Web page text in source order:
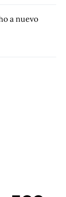
a nuevo